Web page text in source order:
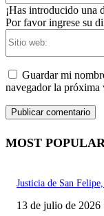
¡Has introducido una
Por favor ingrese su
Guardar mi
navegador la próxima
MOST POPULAR
Justicia de San
13 de julio de 2026